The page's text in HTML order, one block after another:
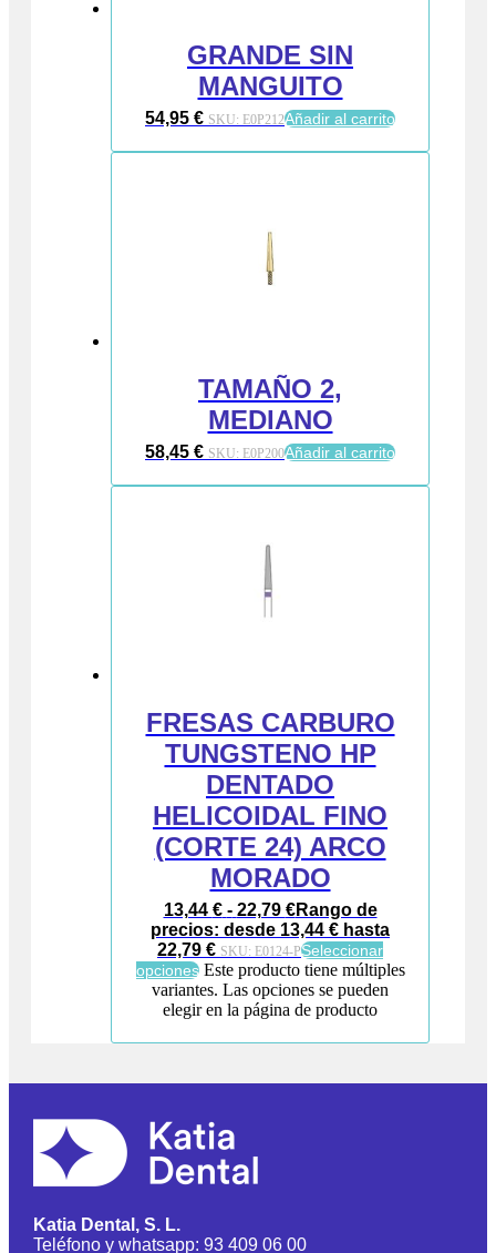
GRANDE SIN
MANGUITO
54,95 € SKU: E0P212Añadir al carrito
TAMAÑO 2,
MEDIANO
58,45 € SKU: E0P200Añadir al carrito
FRESAS CARBURO
TUNGSTENO HP
DENTADO
HELICOIDAL FINO
(CORTE 24) ARCO
MORADO
13,44 € - 22,79 €Rango de
precios: desde 13,44 € hasta
22,79 € SKU: E0124-PSeleccionar
opciones Este producto tiene múltiples
variantes. Las opciones se pueden
elegir en la página de producto
Katia Dental, S. L.
Teléfono y whatsapp: 93 409 06 00